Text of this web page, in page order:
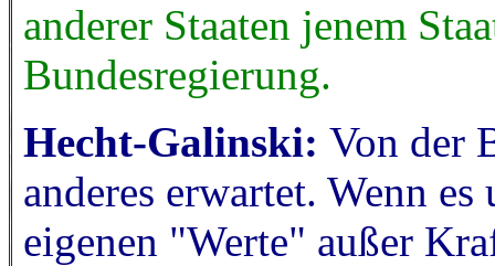
anderer Staaten jenem
Bundesregierung.
Hecht-Galinski: Von der
anderes erwartet. Wenn
eigenen "Werte" außer